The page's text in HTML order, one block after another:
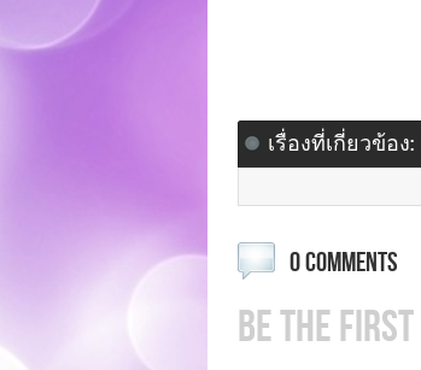
เรื่องที่เกี่ยวข้อง:
0 COMMENTS
BE THE